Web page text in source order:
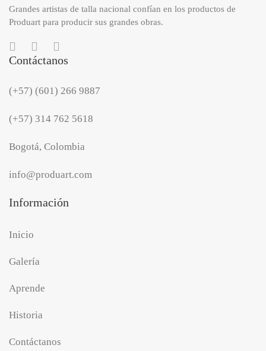
Grandes artistas de talla nacional confían en los productos de
Produart para producir sus grandes obras.
Contáctanos
(+57) (601) 266 9887
(+57) 314 762 5618
Bogotá, Colombia
info@produart.com
Información
Inicio
Galería
Aprende
Historia
Contáctanos